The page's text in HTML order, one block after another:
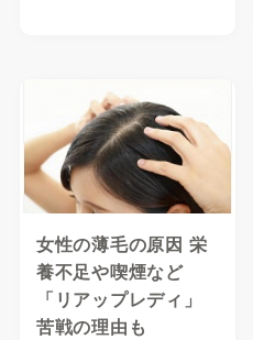
女性の薄毛の原因 栄
養不足や喫煙など
「リアップレディ」
苦戦の理由も